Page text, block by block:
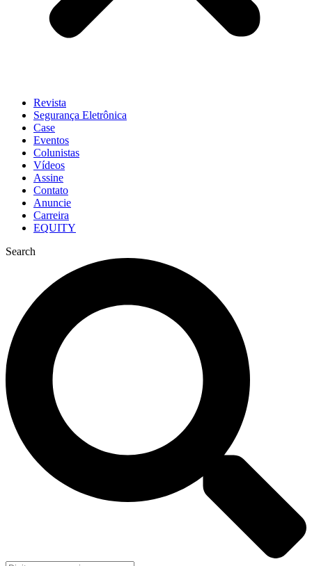
Revista
Segurança Eletrônica
Case
Eventos
Colunistas
Vídeos
Assine
Contato
Anuncie
Carreira
EQUITY
Search